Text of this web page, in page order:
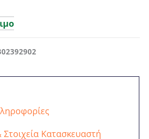
Κατασκευαστή